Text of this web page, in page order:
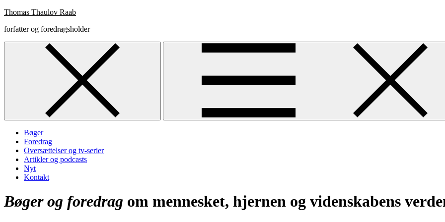
Skip
content
Thomas Thaulov Raab
forfatter og foredragsholder
Bøger
Foredrag
Oversættelser og tv-serier
Artikler og podcasts
Nyt
Kontakt
Bøger og foredrag om mennesket, hjernen og videnskabens